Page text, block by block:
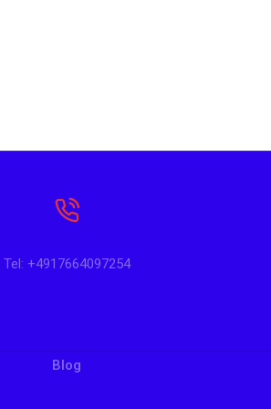
Tel: +4917664097254
Blog